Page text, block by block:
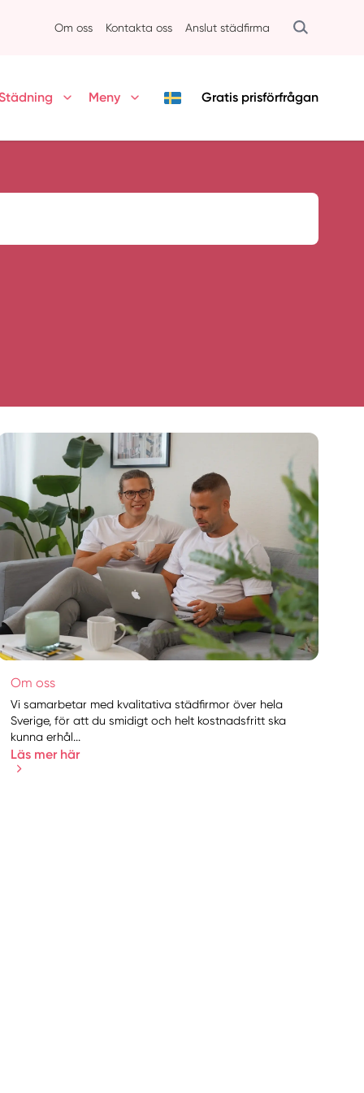
Om oss Kontakta oss Anslut städfirma
Meny Gratis prisförfrågan
Om oss
Vi samarbetar med kvalitativa städfirmor över hela
Sverige, för att du smidigt och helt kostnadsfritt ska
kunna erhål...
Läs mer här